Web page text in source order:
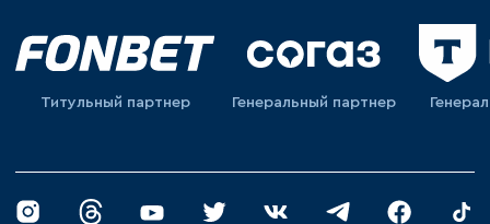
Титульный партнер Генеральный партнер